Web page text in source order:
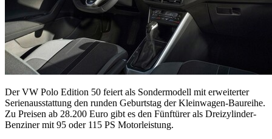
Der VW Polo Edition 50 feiert als Sondermodell mit erweiterter
Serienausstattung den runden Geburtstag der Kleinwagen-Baureihe.
Zu Preisen ab 28.200 Euro gibt es den Fünftürer als Dreizylinder-
Benziner mit 95 oder 115 PS Motorleistung.